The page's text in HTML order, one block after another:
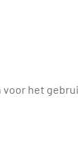
het